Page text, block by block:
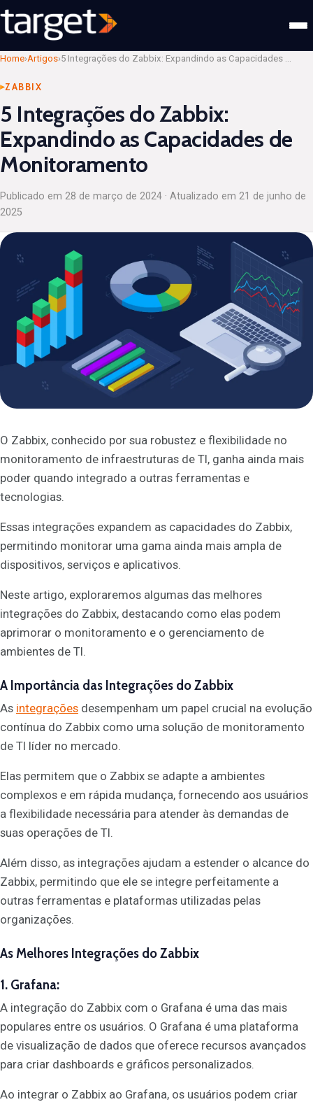
Home›Artigos› 5 Integrações do Zabbix: Expandindo as Capacidades de Monitoramento
ZABBIX
5 Integrações do Zabbix:
Expandindo as Capacidades de
Monitoramento
Publicado em 28 de março de 2024 · Atualizado em 21 de junho de
2025
O Zabbix, conhecido por sua robustez e flexibilidade no
monitoramento de infraestruturas de TI, ganha ainda mais
poder quando integrado a outras ferramentas e
tecnologias.
Essas integrações expandem as capacidades do Zabbix,
permitindo monitorar uma gama ainda mais ampla de
dispositivos, serviços e aplicativos.
Neste artigo, exploraremos algumas das melhores
integrações do Zabbix, destacando como elas podem
aprimorar o monitoramento e o gerenciamento de
ambientes de TI.
A Importância das Integrações do Zabbix
As integrações desempenham um papel crucial na evolução
contínua do Zabbix como uma solução de monitoramento
de TI líder no mercado.
Elas permitem que o Zabbix se adapte a ambientes
complexos e em rápida mudança, fornecendo aos usuários
a flexibilidade necessária para atender às demandas de
suas operações de TI.
Além disso, as integrações ajudam a estender o alcance do
Zabbix, permitindo que ele se integre perfeitamente a
outras ferramentas e plataformas utilizadas pelas
organizações.
As Melhores Integrações do Zabbix
1. Grafana:
A integração do Zabbix com o Grafana é uma das mais
populares entre os usuários. O Grafana é uma plataforma
de visualização de dados que oferece recursos avançados
para criar dashboards e gráficos personalizados.
Ao integrar o Zabbix ao Grafana, os usuários podem criar